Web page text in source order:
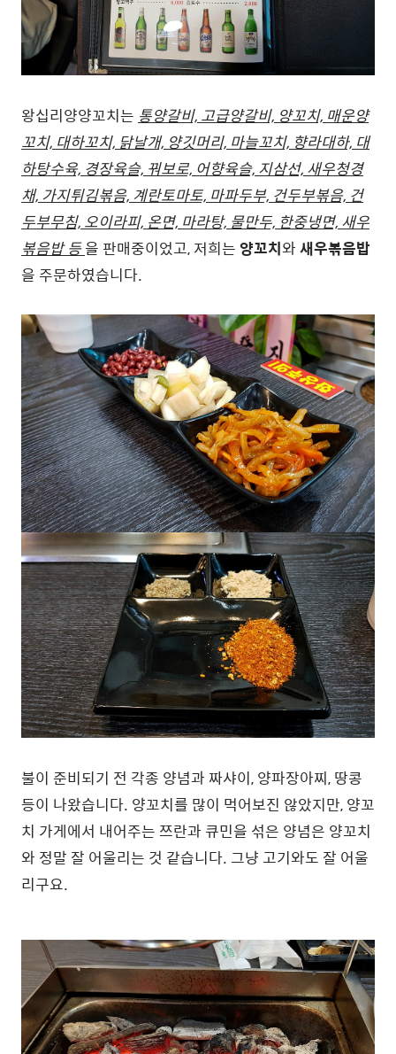
왕십리양양꼬치는 통양갈비, 고급양갈비, 양꼬치, 매운양
꼬치, 대하꼬치, 닭날개, 양깃머리, 마늘꼬치, 향라대하, 대
하탕수육, 경장육슬, 꿔보로, 어향육슬, 지삼선, 새우청경
채, 가지튀김볶음, 계란토마토, 마파두부, 건두부볶음, 건
두부무침, 오이라피, 온면, 마라탕, 물만두, 한중냉면, 새우
볶음밥 등을 판매중이었고, 저희는양꼬치와새우볶음밥
을 주문하였습니다.
불이 준비되기 전 각종 양념과 짜샤이, 양파장아찌, 땅콩
등이 나왔습니다. 양꼬치를 많이 먹어보진 않았지만, 양꼬
치 가게에서 내어주는 쯔란과 큐민을 섞은 양념은 양꼬치
와 정말 잘 어울리는 것 같습니다. 그냥 고기와도 잘 어울
리구요.